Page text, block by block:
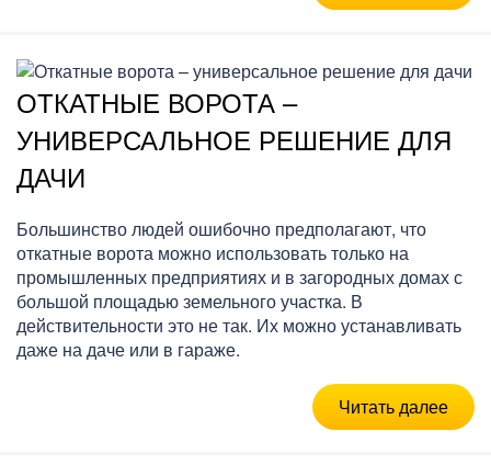
ОТКАТНЫЕ ВОРОТА –
УНИВЕРСАЛЬНОЕ РЕШЕНИЕ ДЛЯ
ДАЧИ
Большинство людей ошибочно предполагают, что
откатные ворота можно использовать только на
промышленных предприятиях и в загородных домах с
большой площадью земельного участка. В
действительности это не так. Их можно устанавливать
даже на даче или в гараже.
Читать далее